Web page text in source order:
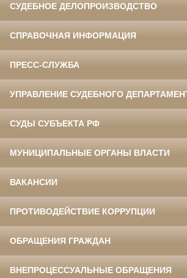
СУДЕБНОЕ ДЕЛОПРОИЗВОДСТВО
СПРАВОЧНАЯ ИНФОРМАЦИЯ
ПРЕСС-СЛУЖБА
УПРАВЛЕНИЕ СУДЕБНОГО
СУДЫ СУБЪЕКТА РФ
МУНИЦИПАЛЬНЫЕ ОРГАНЫ ВЛАСТИ
ВАКАНСИИ
ПРОТИВОДЕЙСТВИЕ КОРРУПЦИИ
ОБРАЩЕНИЯ ГРАЖДАН
ВНЕПРОЦЕССУАЛЬНЫЕ ОБРАЩЕНИЯ